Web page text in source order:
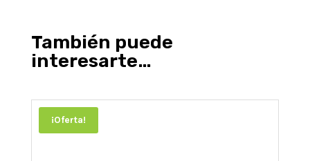
También puede
interesarte…
¡Oferta!